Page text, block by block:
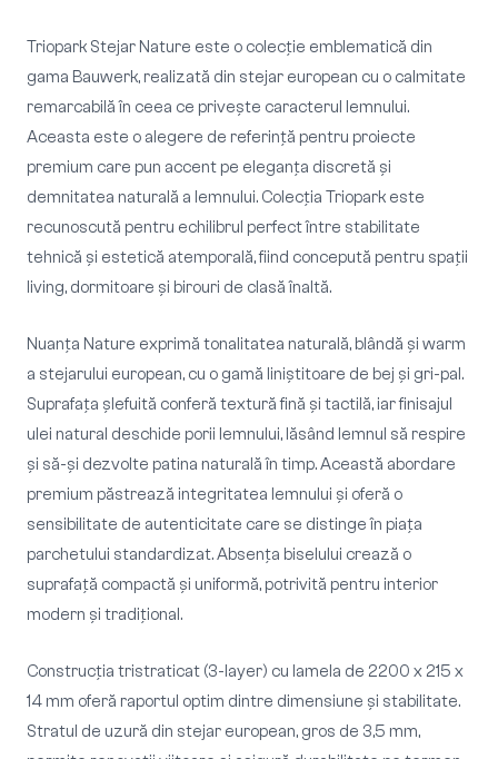
Triopark Stejar Nature este o colecție emblematică din
gama Bauwerk, realizată din stejar european cu o calmitate
remarcabilă în ceea ce privește caracterul lemnului.
Aceasta este o alegere de referință pentru proiecte
premium care pun accent pe eleganța discretă și
demnitatea naturală a lemnului. Colecția Triopark este
recunoscută pentru echilibrul perfect între stabilitate
tehnică și estetică atemporală, fiind concepută pentru spații
living, dormitoare și birouri de clasă înaltă.
Nuanța Nature exprimă tonalitatea naturală, blândă și warm
a stejarului european, cu o gamă liniștitoare de bej și gri-pal.
Suprafața șlefuită conferă textură fină și tactilă, iar finisajul
ulei natural deschide porii lemnului, lăsând lemnul să respire
și să-și dezvolte patina naturală în timp. Această abordare
premium păstrează integritatea lemnului și oferă o
sensibilitate de autenticitate care se distinge în piața
parchetului standardizat. Absența biselului crează o
suprafață compactă și uniformă, potrivită pentru interior
modern și tradițional.
Construcția tristraticat (3-layer) cu lamela de 2200 x 215 x
14 mm oferă raportul optim dintre dimensiune și stabilitate.
Stratul de uzură din stejar european, gros de 3,5 mm,